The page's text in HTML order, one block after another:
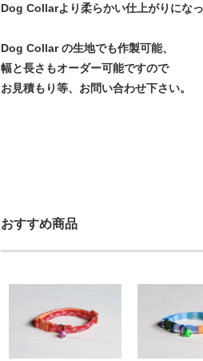
Dog Collarより柔らかい仕上がりになっ
Dog Collar の生地でも作製可能、
幅と長さもオーダー可能ですので
お見積もり等、お問い合わせ下さい。
おすすめ商品